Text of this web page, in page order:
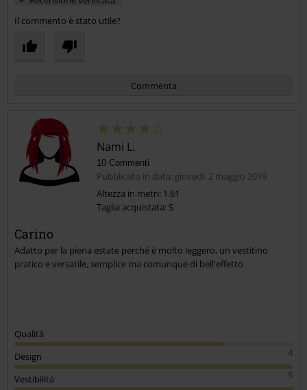
Il commento è stato utile?
Commenta
Invia un commento
Nami L.
10 Commenti
Pubblicato in data: giovedì, 2 maggio 2019
Altezza in metri: 1.61
Taglia acquistata: S
Carino
Adatto per la piena estate perché è molto leggero, un vestitino
pratico e versatile, semplice ma comunque di bell'effetto
Qualità
4
Design
5
Vestibilità